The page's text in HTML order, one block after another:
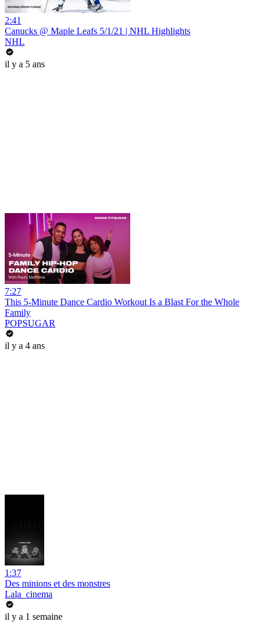
2:41
Canucks @ Maple Leafs 5/1/21 | NHL Highlights
NHL
il y a 5 ans
7:27
This 5-Minute Dance Cardio Workout Is a Blast For the Whole
Family
POPSUGAR
il y a 4 ans
1:37
Des minions et des monstres
Lala_cinema
il y a 1 semaine